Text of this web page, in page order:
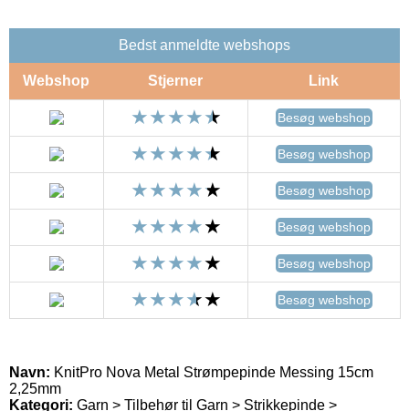
Bedst anmeldte webshops
Webshop Stjerner Link
Besøg webshop
Besøg webshop
Besøg webshop
Besøg webshop
Besøg webshop
Besøg webshop
Navn: KnitPro Nova Metal Strømpepinde Messing 15cm
2,25mm
Kategori: Garn > Tilbehør til Garn > Strikkepinde >